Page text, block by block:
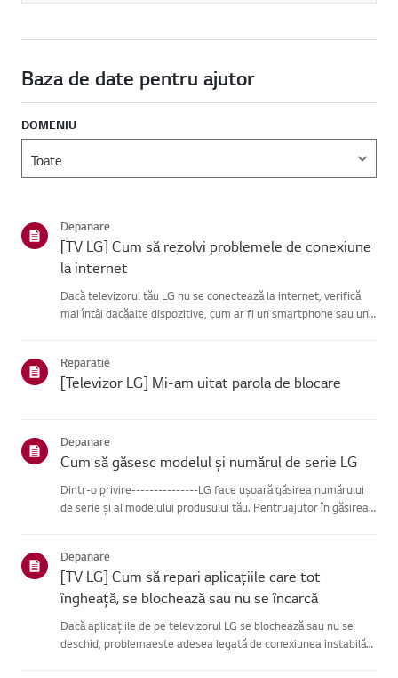
Baza de date pentru ajutor
DOMENIU
Depanare
[TV LG] Cum să rezolvi problemele de conexiune
la internet
Dacă televizorul tău LG nu se conectează la internet, verifică
mai întâi dacăalte dispozitive, cum ar fi un smartphone sau un
Reparatie
[Televizor LG] Mi-am uitat parola de blocare
Depanare
Cum să găsesc modelul și numărul de serie LG
Dintr-o privire---------------LG face ușoară găsirea numărului
de serie și al modelului produsului tău. Pentruajutor în găsirea
Depanare
[TV LG] Cum să repari aplicațiile care tot
îngheață, se blochează sau nu se încarcă
Dacă aplicațiile de pe televizorul LG se blochează sau nu se
deschid, problemaeste adesea legată de conexiunea instabilă